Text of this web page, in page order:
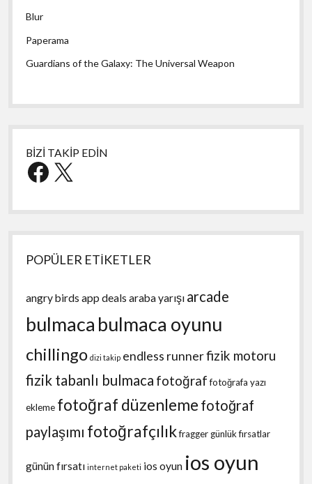
Blur
Paperama
Guardians of the Galaxy: The Universal Weapon
BİZİ TAKİP EDİN
Facebook
X
POPÜLER ETİKETLER
angry birds app deals araba yarışı arcade
bulmaca bulmaca oyunu
chillingo dizi takip endless runnerfizik motoru
fizik tabanlı bulmaca fotoğraf fotoğrafa yazı
ekleme fotoğraf düzenleme fotoğraf
paylaşımı fotoğrafçılıkfraggergünlük fırsatlar
günün fırsatı internet paketi ios oyun ios oyun